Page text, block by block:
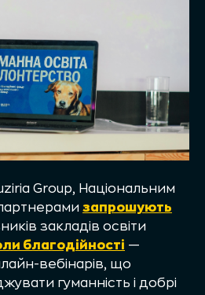
Group, Національним
запрошують
закладів освіти
благодійності —
вебінарів, що
гуманність і добрі